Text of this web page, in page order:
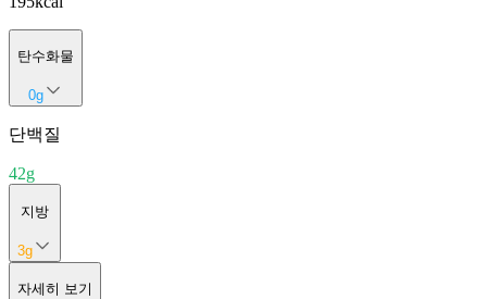
탄수화물
0g
단백질
42g
지방
3g
자세히 보기